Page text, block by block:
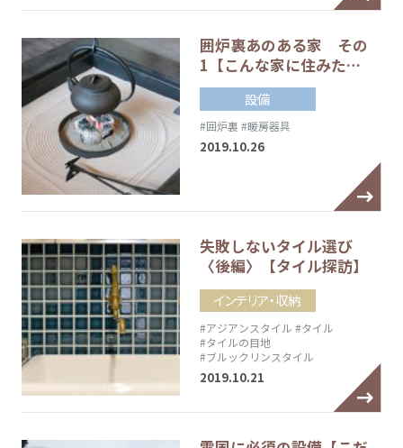
囲炉裏あのある家 その
1【こんな家に住みた…
設備
#囲炉裏 #暖房器具
2019.10.26
失敗しないタイル選び
〈後編〉【タイル探訪】
インテリア・収納
#アジアンスタイル #タイル
#タイルの目地
#ブルックリンスタイル
2019.10.21